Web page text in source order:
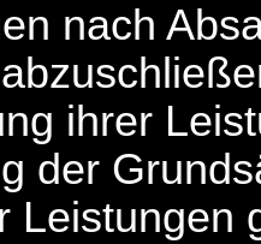
nach
ihrer
der
Leistungen